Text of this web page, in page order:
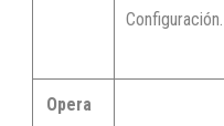
Configuración.
Opera